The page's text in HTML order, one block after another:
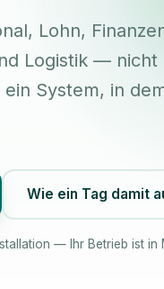
Lohn,
Logistik — nicht
System, in
Wie ein Tag damit
— Ihr Betrieb ist in